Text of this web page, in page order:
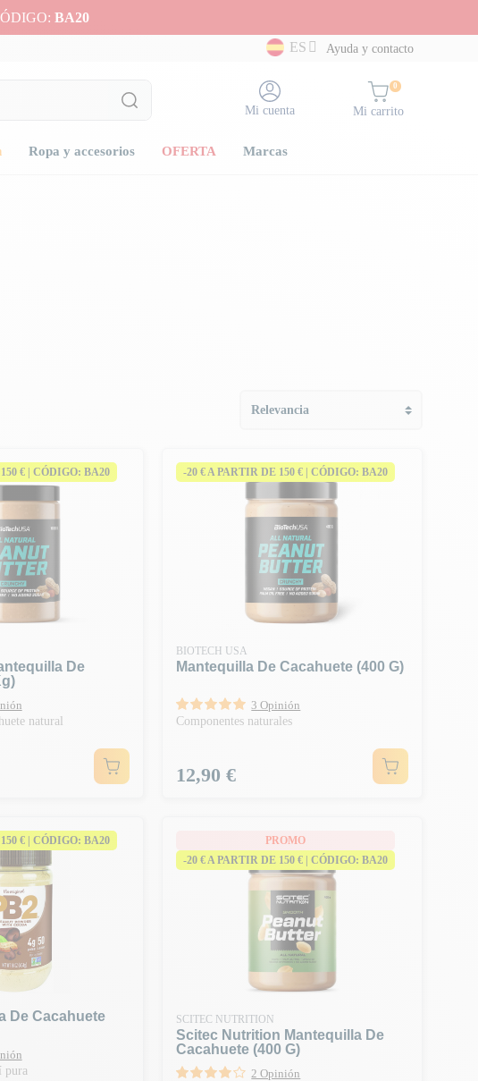
BA20
ES
Ayuda y contacto
Mi cuenta
0
Mi carrito
Ropa y accesorios OFERTA Marcas
€ | CÓDIGO: BA20
De
natural
-20 € A PARTIR DE 150 € | CÓDIGO: BA20
BIOTECH USA
Mantequilla De Cacahuete (400 G)
3 Opinión
Componentes naturales
Precio
12,90 €
€ | CÓDIGO: BA20
De Cacahuete
pura
PROMO
-20 € A PARTIR DE 150 € | CÓDIGO: BA20
SCITEC NUTRITION
Scitec Nutrition Mantequilla De
Cacahuete (400 G)
2 Opinión